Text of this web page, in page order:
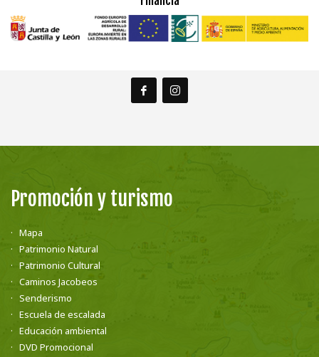
Promoción y turismo
Mapa
Patrimonio Natural
Patrimonio Cultural
Caminos Jacobeos
Senderismo
Escuela de escalada
Educación ambiental
DVD Promocional